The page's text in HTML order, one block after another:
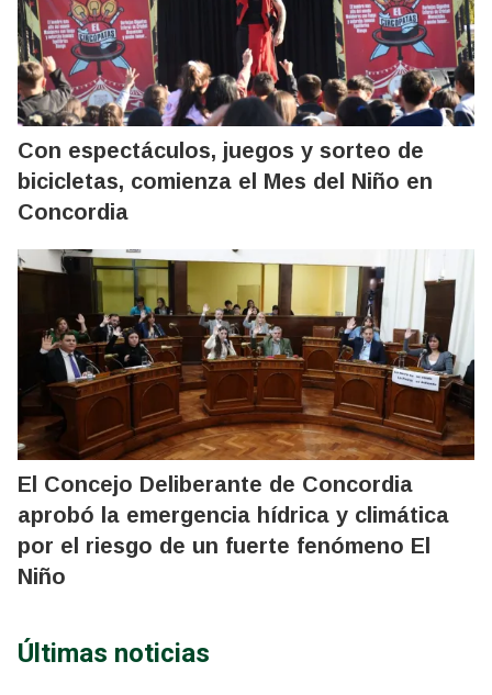
Con espectáculos, juegos y sorteo de
bicicletas, comienza el Mes del Niño en
Concordia
El Concejo Deliberante de Concordia
aprobó la emergencia hídrica y climática
por el riesgo de un fuerte fenómeno El
Niño
Últimas noticias